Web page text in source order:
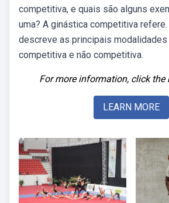
competitiva, e quais são alguns
uma? A ginástica competitiva
descreve as principais
competitiva e não competitiva.
For more information, click the
LEARN MORE